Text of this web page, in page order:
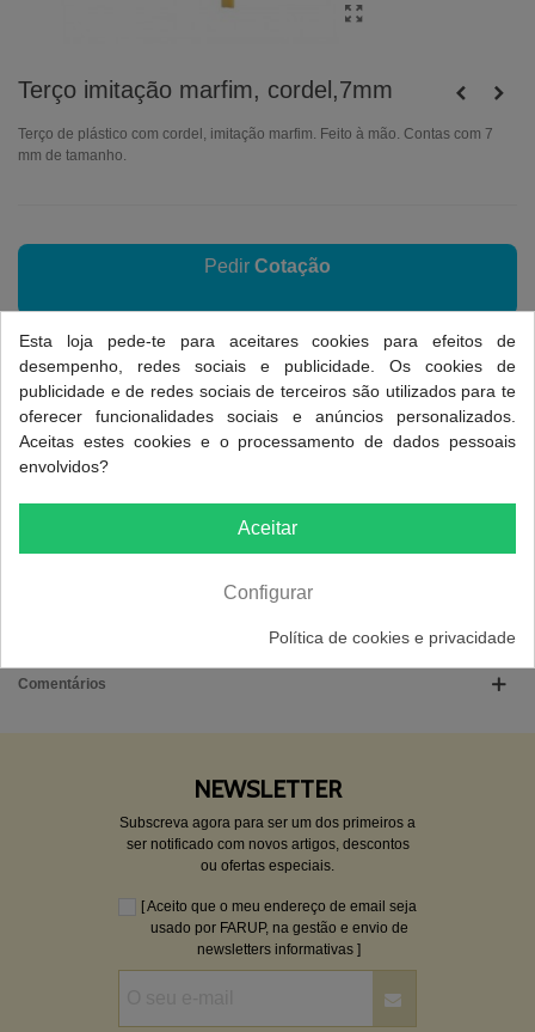
Terço imitação marfim, cordel,7mm
Terço de plástico com cordel, imitação marfim. Feito à mão. Contas com 7
mm de tamanho.
Pedir Cotação
Referência: T1.1077/F/M
Favorito 0 Adicionar a Comparar 0
Dados do produto
Plástico
Comentários
NEWSLETTER
Subscreva agora para ser um dos primeiros a
ser notificado com novos artigos, descontos
ou ofertas especiais.
[ Aceito que o meu endereço de email seja
usado por FARUP, na gestão e envio de
newsletters informativas ]
Esta loja pede-te para aceitares cookies para efeitos de
desempenho, redes sociais e publicidade. Os cookies de
publicidade e de redes sociais de terceiros são utilizados para te
oferecer funcionalidades sociais e anúncios personalizados.
Aceitas estes cookies e o processamento de dados pessoais
envolvidos?
Aceitar
Configurar
Política de cookies e privacidade